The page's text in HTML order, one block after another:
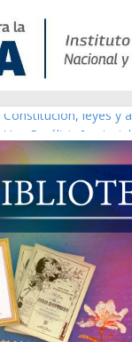
Constitución, leyes y
Una Parálisis
Modesta Bor
Gaceta Oficial de la
Catálogo temático